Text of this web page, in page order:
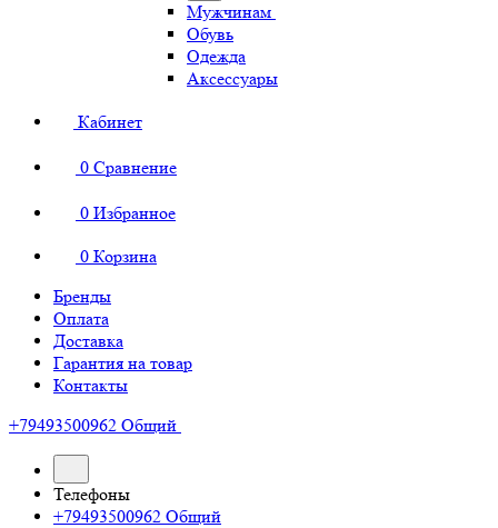
Мужчинам
Обувь
Одежда
Аксессуары
Кабинет
0 Сравнение
0 Избранное
0 Корзина
Бренды
Оплата
Доставка
Гарантия на товар
Контакты
+79493500962 Общий
Телефоны
+79493500962 Общий